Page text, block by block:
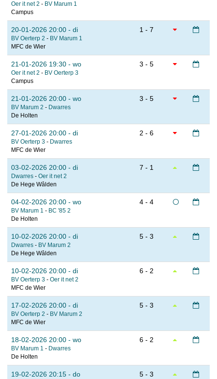
Oer it net 2 - BV Marum 1
Campus
20-01-2026 20:00 - di
BV Oerterp 2 - BV Marum 1
MFC de Wier
1 - 7
21-01-2026 19:30 - wo
Oer it net 2 - BV Oerterp 3
Campus
3 - 5
21-01-2026 20:00 - wo
BV Marum 2 - Dwarres
De Holten
3 - 5
27-01-2026 20:00 - di
BV Oerterp 3 - Dwarres
MFC de Wier
2 - 6
03-02-2026 20:00 - di
Dwarres - Oer it net 2
De Hege Wâlden
7 - 1
04-02-2026 20:00 - wo
BV Marum 1 - BC '85 2
De Holten
4 - 4
10-02-2026 20:00 - di
Dwarres - BV Marum 2
De Hege Wâlden
5 - 3
10-02-2026 20:00 - di
BV Oerterp 3 - Oer it net 2
MFC de Wier
6 - 2
17-02-2026 20:00 - di
BV Oerterp 2 - BV Marum 2
MFC de Wier
5 - 3
18-02-2026 20:00 - wo
BV Marum 1 - Dwarres
De Holten
6 - 2
19-02-2026 20:15 - do 5 - 3